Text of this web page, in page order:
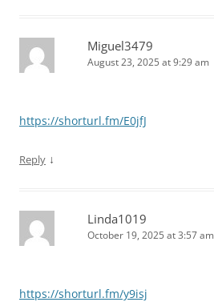
Miguel3479
August 23, 2025 at 9:29 am
https://shorturl.fm/E0jfJ
Reply ↓
Linda1019
October 19, 2025 at 3:57 am
https://shorturl.fm/y9isj